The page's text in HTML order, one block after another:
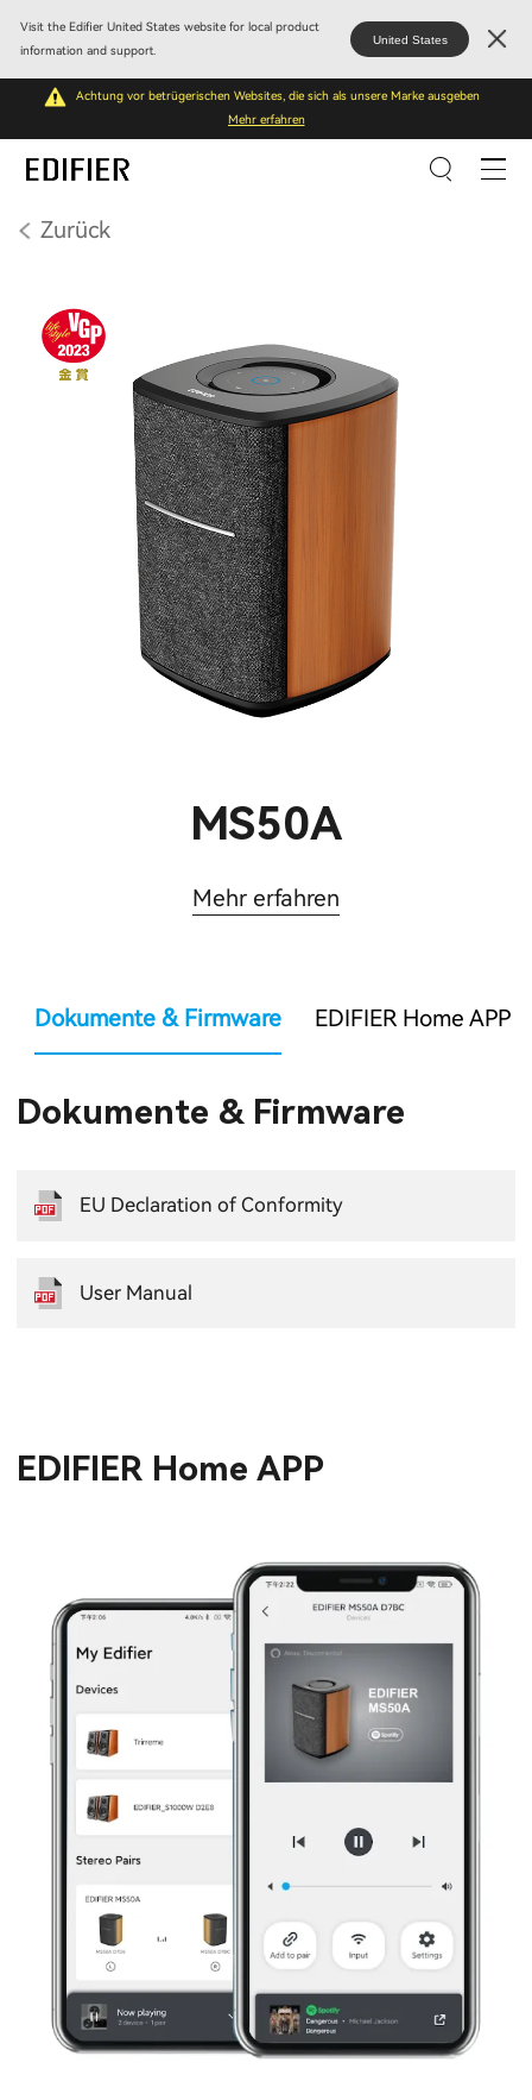
Visit the Edifier United States website for local product
information and support.
United States
Achtung vor betrügerischen Websites, die sich als unsere Marke ausgeben
Mehr erfahren
Zurück
MS50A
Mehr erfahren
Dokumente & Firmware EDIFIER Home APP
Dokumente & Firmware
EU Declaration of Conformity
User Manual
EDIFIER Home APP